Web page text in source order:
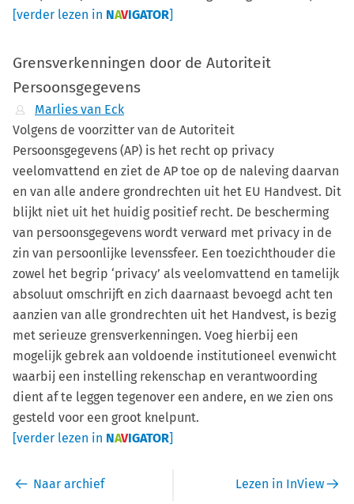
[verder lezen in NAVIGATOR]
Grensverkenningen door de Autoriteit
Persoonsgegevens
Marlies van Eck
Volgens de voorzitter van de Autoriteit
Persoonsgegevens (AP) is het recht op privacy
veelomvattend en ziet de AP toe op de naleving daarvan
en van alle andere grondrechten uit het EU Handvest. Dit
blijkt niet uit het huidig positief recht. De bescherming
van persoonsgegevens wordt verward met privacy in de
zin van persoonlijke levenssfeer. Een toezichthouder die
zowel het begrip ‘privacy’ als veelomvattend en tamelijk
absoluut omschrijft en zich daarnaast bevoegd acht ten
aanzien van alle grondrechten uit het Handvest, is bezig
met serieuze grensverkenningen. Voeg hierbij een
mogelijk gebrek aan voldoende institutioneel evenwicht
waarbij een instelling rekenschap en verantwoording
dient af te leggen tegenover een andere, en we zien ons
gesteld voor een groot knelpunt.
[verder lezen in NAVIGATOR]
Naar archief Lezen in InView